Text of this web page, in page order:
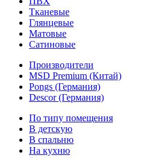
Тканевые
Глянцевые
Матовые
Сатиновые
Производители
MSD Premium (Китай)
Pongs (Германия)
Descor (Германия)
По типу помещения
В детскую
В спальню
На кухню